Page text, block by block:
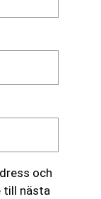
och
till nästa